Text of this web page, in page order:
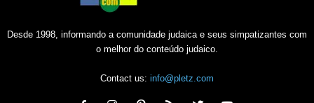
Desde 1998, informando a comunidade judaica e seus simpatizantes com
o melhor do conteúdo judaico.
Contact us: info@pletz.com